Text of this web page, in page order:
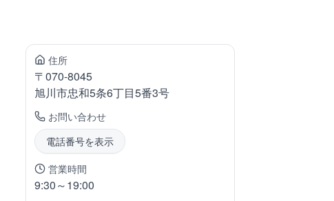
住所
〒070-8045
旭川市忠和5条6丁目5番3号
お問い合わせ
電話番号を表示
営業時間
9:30～19:00